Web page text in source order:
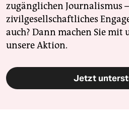
zugänglichen Journalismus
zivilgesellschaftliches
auch? Dann machen Sie mit
unsere Aktion.
Jetzt